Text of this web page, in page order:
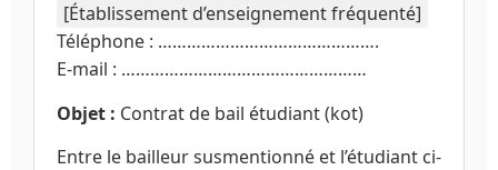
[Établissement d’enseignement fréquenté]
Téléphone : ……………………………………….
E-mail : ……………………………………………
Objet : Contrat de bail étudiant (kot)
Entre le bailleur susmentionné et l’étudiant ci-